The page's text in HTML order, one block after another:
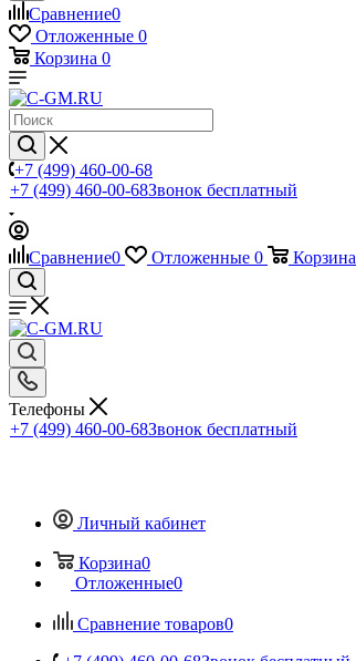
Сравнение0
Отложенные 0
Корзина 0
+7 (499) 460-00-68
+7 (499) 460-00-68Звонок бесплатный
Сравнение0 Отложенные 0 Корзина
Телефоны
+7 (499) 460-00-68Звонок бесплатный
Личный кабинет
Корзина0
Отложенные0
Сравнение товаров0